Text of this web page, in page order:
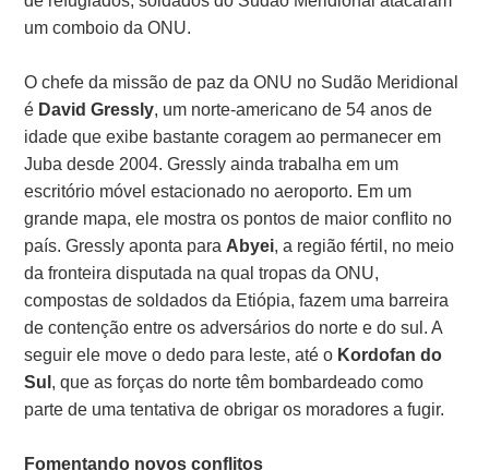
um comboio da ONU.
O chefe da missão de paz da ONU no Sudão Meridional
é David Gressly, um norte-americano de 54 anos de
idade que exibe bastante coragem ao permanecer em
Juba desde 2004. Gressly ainda trabalha em um
escritório móvel estacionado no aeroporto. Em um
grande mapa, ele mostra os pontos de maior conflito no
país. Gressly aponta para Abyei, a região fértil, no meio
da fronteira disputada na qual tropas da ONU,
compostas de soldados da Etiópia, fazem uma barreira
de contenção entre os adversários do norte e do sul. A
seguir ele move o dedo para leste, até o Kordofan do
Sul , que as forças do norte têm bombardeado como
parte de uma tentativa de obrigar os moradores a fugir.
Fomentando novos conflitos